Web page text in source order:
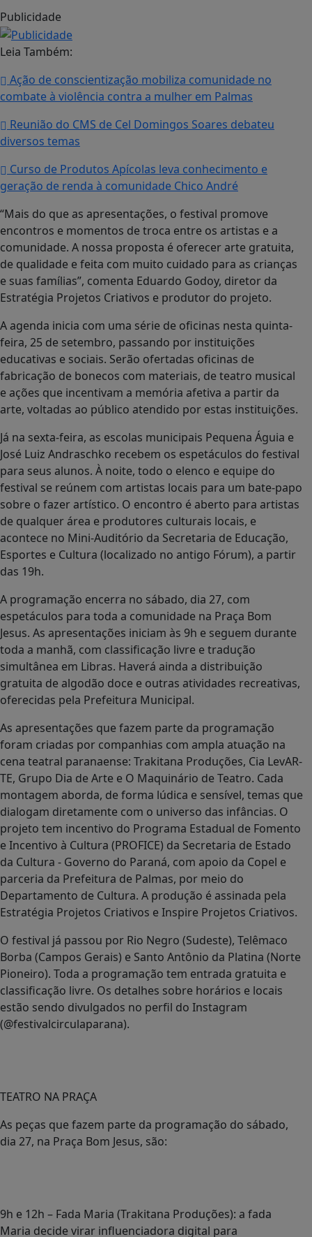
Publicidade
Leia Também:
Ação de conscientização mobiliza comunidade no
combate à violência contra a mulher em Palmas
Reunião do CMS de Cel Domingos Soares debateu
diversos temas
Curso de Produtos Apícolas leva conhecimento e
geração de renda à comunidade Chico André
“Mais do que as apresentações, o festival promove
encontros e momentos de troca entre os artistas e a
comunidade. A nossa proposta é oferecer arte gratuita,
de qualidade e feita com muito cuidado para as crianças
e suas famílias”, comenta Eduardo Godoy, diretor da
Estratégia Projetos Criativos e produtor do projeto.
A agenda inicia com uma série de oficinas nesta quinta-
feira, 25 de setembro, passando por instituições
educativas e sociais. Serão ofertadas oficinas de
fabricação de bonecos com materiais, de teatro musical
e ações que incentivam a memória afetiva a partir da
arte, voltadas ao público atendido por estas instituições.
Já na sexta-feira, as escolas municipais Pequena Águia e
José Luiz Andraschko recebem os espetáculos do festival
para seus alunos. À noite, todo o elenco e equipe do
festival se reúnem com artistas locais para um bate-papo
sobre o fazer artístico. O encontro é aberto para artistas
de qualquer área e produtores culturais locais, e
acontece no Mini-Auditório da Secretaria de Educação,
Esportes e Cultura (localizado no antigo Fórum), a partir
das 19h.
A programação encerra no sábado, dia 27, com
espetáculos para toda a comunidade na Praça Bom
Jesus. As apresentações iniciam às 9h e seguem durante
toda a manhã, com classificação livre e tradução
simultânea em Libras. Haverá ainda a distribuição
gratuita de algodão doce e outras atividades recreativas,
oferecidas pela Prefeitura Municipal.
As apresentações que fazem parte da programação
foram criadas por companhias com ampla atuação na
cena teatral paranaense: Trakitana Produções, Cia LevAR-
TE, Grupo Dia de Arte e O Maquinário de Teatro. Cada
montagem aborda, de forma lúdica e sensível, temas que
dialogam diretamente com o universo das infâncias. O
projeto tem incentivo do Programa Estadual de Fomento
e Incentivo à Cultura (PROFICE) da Secretaria de Estado
da Cultura - Governo do Paraná, com apoio da Copel e
parceria da Prefeitura de Palmas, por meio do
Departamento de Cultura. A produção é assinada pela
Estratégia Projetos Criativos e Inspire Projetos Criativos.
O festival já passou por Rio Negro (Sudeste), Telêmaco
Borba (Campos Gerais) e Santo Antônio da Platina (Norte
Pioneiro). Toda a programação tem entrada gratuita e
classificação livre. Os detalhes sobre horários e locais
estão sendo divulgados no perfil do Instagram
(@festivalcirculaparana).
TEATRO NA PRAÇA
As peças que fazem parte da programação do sábado,
dia 27, na Praça Bom Jesus, são:
9h e 12h – Fada Maria (Trakitana Produções): a fada
Maria decide virar influenciadora digital para